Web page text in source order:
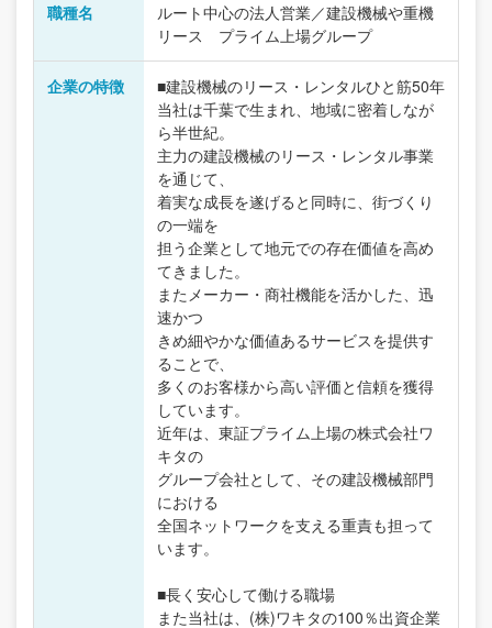
職種名
ルート中心の法人営業／建設機械や重機
リース プライム上場グループ
企業の特徴
■建設機械のリース・レンタルひと筋50年
当社は千葉で生まれ、地域に密着しなが
ら半世紀。
主力の建設機械のリース・レンタル事業
を通じて、
着実な成長を遂げると同時に、街づくり
の一端を
担う企業として地元での存在価値を高め
てきました。
またメーカー・商社機能を活かした、迅
速かつ
きめ細やかな価値あるサービスを提供す
ることで、
多くのお客様から高い評価と信頼を獲得
しています。
近年は、東証プライム上場の株式会社ワ
キタの
グループ会社として、その建設機械部門
における
全国ネットワークを支える重責も担って
います。
■長く安心して働ける職場
また当社は、(株)ワキタの100％出資企業